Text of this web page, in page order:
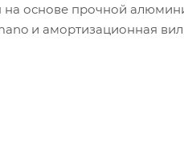
на основе прочной
и амортизационная